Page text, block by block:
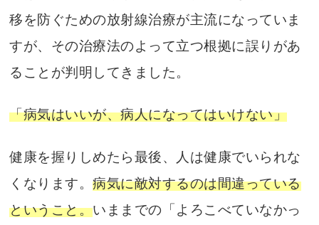
移を防ぐための放射線治療が主流になっていま
すが、その治療法のよって立つ根拠に誤りがあ
ることが判明してきました。
「病気はいいが、病人になってはいけない」
健康を握りしめたら最後、人は健康でいられな
くなります。病気に敵対するのは間違っている
ということ。いままでの「よろこべていなかっ